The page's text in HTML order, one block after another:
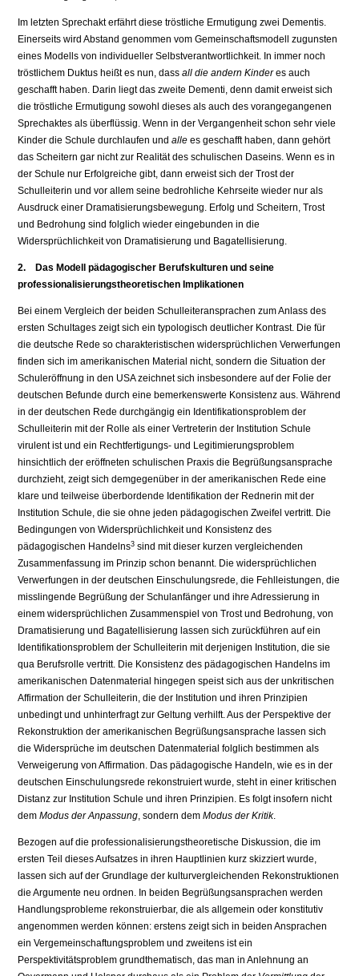
Im letzten Sprechakt erfährt diese tröstliche Ermutigung zwei Dementis.
Einerseits wird Abstand genommen vom Gemeinschaftsmodell zugunsten
eines Modells von individueller Selbstverantwortlichkeit. In immer noch
tröstlichem Duktus heißt es nun, dassall die andern Kinderes auch
geschafft haben. Darin liegt das zweite Dementi, denn damit erweist sich
die tröstliche Ermutigung sowohl dieses als auch des vorangegangenen
Sprechaktes als überflüssig. Wenn in der Vergangenheit schon sehr viele
Kinder die Schule durchlaufen undalle es geschafft haben, dann gehört
das Scheitern gar nicht zur Realität des schulischen Daseins. Wenn es in
der Schule nur Erfolgreiche gibt, dann erweist sich der Trost der
Schulleiterin und vor allem seine bedrohliche Kehrseite wieder nur als
Ausdruck einer Dramatisierungsbewegung. Erfolg und Scheitern, Trost
und Bedrohung sind folglich wieder eingebunden in die
Widersprüchlichkeit von Dramatisierung und Bagatellisierung.
2. Das Modell pädagogischer Berufskulturen und seine
professionalisierungstheoretischen Implikationen
Bei einem Vergleich der beiden Schulleiteransprachen zum Anlass des
ersten Schultages zeigt sich ein typologisch deutlicher Kontrast. Die für
die deutsche Rede so charakteristischen widersprüchlichen Verwerfungen
finden sich im amerikanischen Material nicht, sondern die Situation der
Schuleröffnung in den USA zeichnet sich insbesondere auf der Folie der
deutschen Befunde durch eine bemerkenswerte Konsistenz aus. Während
in der deutschen Rede durchgängig ein Identifikationsproblem der
Schulleiterin mit der Rolle als einer Vertreterin der Institution Schule
virulent ist und ein Rechtfertigungs- und Legitimierungsproblem
hinsichtlich der eröffneten schulischen Praxis die Begrüßungsansprache
durchzieht, zeigt sich demgegenüber in der amerikanischen Rede eine
klare und teilweise überbordende Identifikation der Rednerin mit der
Institution Schule, die sie ohne jeden pädagogischen Zweifel vertritt. Die
Bedingungen von Widersprüchlichkeit und Konsistenz des
pädagogischen Handelns3 sind mit dieser kurzen vergleichenden
Zusammenfassung im Prinzip schon benannt. Die widersprüchlichen
Verwerfungen in der deutschen Einschulungsrede, die Fehlleistungen, die
misslingende Begrüßung der Schulanfänger und ihre Adressierung in
einem widersprüchlichen Zusammenspiel von Trost und Bedrohung, von
Dramatisierung und Bagatellisierung lassen sich zurückführen auf ein
Identifikationsproblem der Schulleiterin mit derjenigen Institution, die sie
qua Berufsrolle vertritt. Die Konsistenz des pädagogischen Handelns im
amerikanischen Datenmaterial hingegen speist sich aus der unkritischen
Affirmation der Schulleiterin, die der Institution und ihren Prinzipien
unbedingt und unhinterfragt zur Geltung verhilft. Aus der Perspektive der
Rekonstruktion der amerikanischen Begrüßungsansprache lassen sich
die Widersprüche im deutschen Datenmaterial folglich bestimmen als
Verweigerung von Affirmation. Das pädagogische Handeln, wie es in der
deutschen Einschulungsrede rekonstruiert wurde, steht in einer kritischen
Distanz zur Institution Schule und ihren Prinzipien. Es folgt insofern nicht
demModus der Anpassung, sondern demModus der Kritik.
Bezogen auf die professionalisierungstheoretische Diskussion, die im
ersten Teil dieses Aufsatzes in ihren Hauptlinien kurz skizziert wurde,
lassen sich auf der Grundlage der kulturvergleichenden Rekonstruktionen
die Argumente neu ordnen. In beiden Begrüßungsansprachen werden
Handlungsprobleme rekonstruierbar, die als allgemein oder konstitutiv
angenommen werden können: erstens zeigt sich in beiden Ansprachen
ein Vergemeinschaftungsproblem und zweitens ist ein
Perspektivitätsproblem grundthematisch, das man in Anlehnung an